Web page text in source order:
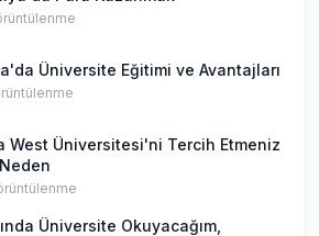
Üniversite Eğitimi ve Avantajları
West Üniversitesi'ni Tercih Etmeniz
Üniversite Okuyacağım,